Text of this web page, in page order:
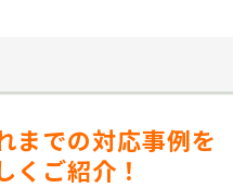
までの対応事例を
くご紹介！